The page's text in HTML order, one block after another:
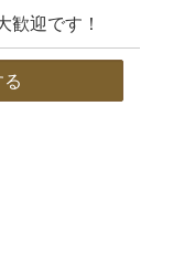
歓迎です！